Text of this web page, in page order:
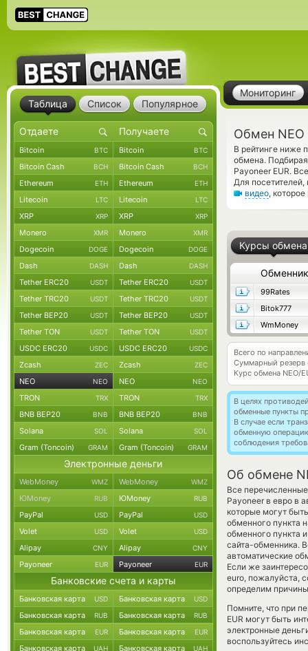
Мониторинг
Обмен NEO
В рейтинге ниже
обмена.
Payoneer EUR.
Для
видео,
Курсы обмена
Обменник
99Rates
Bitok777
WmMoney
Всего по
Суммарный резерв
Курс обмена NEO/
В целях
обменные пункты
В случае если
обменную
соблюдения
Об обмене
Все
Payoneer в евро в
которые могут
обменного пункта
обменного пункта
сайта-обменника.
автоматические
Если же
euro, пожалуйста,
определим
Помните, что при
EUR могут быть
электронные
воспользуйтесь
Таблица Список Популярное
Bitcoin BTC Bitcoin BTC
Bitcoin Cash BCH Bitcoin Cash BCH
Ethereum ETH Ethereum ETH
Litecoin LTC Litecoin LTC
XRP XRP XRP XRP
Monero XMR Monero XMR
Dogecoin DOGE Dogecoin DOGE
Dash DASH Dash DASH
Tether ERC20 USDT Tether ERC20 USDT
Tether TRC20 USDT Tether TRC20 USDT
Tether BEP20 USDT Tether BEP20 USDT
Tether TON USDT Tether TON USDT
USDC ERC20 USDC USDC ERC20 USDC
Zcash ZEC Zcash ZEC
NEO NEO NEO NEO
TRON TRX TRON TRX
BNB BEP20 BNB BNB BEP20 BNB
Solana SOL Solana SOL
Gram (Toncoin) GRAM Gram (Toncoin) GRAM
Электронные деньги
WebMoney WMZ WebMoney WMZ
ЮMoney RUB ЮMoney RUB
PayPal USD PayPal USD
Volet USD Volet USD
Alipay CNY Alipay CNY
Payoneer EUR Payoneer EUR
Банковские счета и карты
Банковская карта USD Банковская карта USD
Банковская карта RUB Банковская карта RUB
Банковская карта EUR Банковская карта EUR
Банковская карта UAH Банковская карта UAH